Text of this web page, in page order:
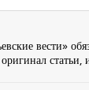
вести»
статьи,